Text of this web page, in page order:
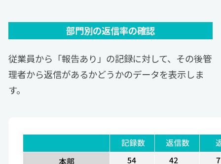
部門別の返信率の確認
従業員から「報告あり」の記録に対して、 その後管
理者から返信があるかどうかのデータを表示しま
す。